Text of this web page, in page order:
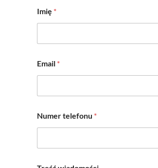
Imię *
Email *
Numer telefonu *